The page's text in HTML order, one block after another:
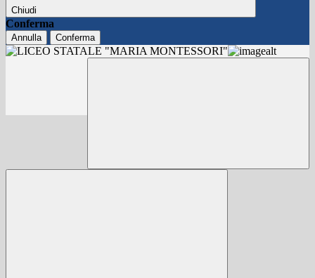
Chiudi
Conferma
Annulla Conferma